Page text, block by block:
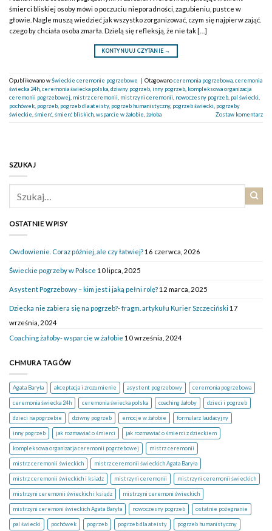
śmierci bliskiej osoby mówi o poczuciu nieporadności, zagubieniu, pustce w
głowie. Nagle muszą wiedzieć jak wszystko zorganizować, czym się najpierw zająć.
czego by chciała osoba zmarła. Dzielą się refleksją, że nie tak […]
KONTYNUUJ CZYTANIE →
Opublikowano wŚwieckie ceremonie pogrzebowe | Otagowanoceremonia pogrzebowa ceremonia
świecka 24h ceremonia świecka polska dziwny pogrzeb inny pogrzeb kompleksowa organizacja
ceremonii pogrzebowej mistrz ceremonii mistrzyni ceremonii nowoczesny pogrzeb pal świecki
pochówek pogrzeb pogrzeb dla ateisty, pogrzeb humanistyczny, pogrzeb świecki pogrzeby
świeckie śmierć śmierć bliskich wsparcie w żałobie żałoba Zostaw komentarz
SZUKAJ
OSTATNIE WPISY
Owdowienie. Coraz później, ale czy łatwiej?16 czerwca, 2026
Świeckie pogrzeby w Polsce 10 lipca, 2025
Asystent Pogrzebowy – kim jest i jaką pełni rolę?12 marca, 2025
Dziecka nie zabiera się na pogrzeb?- fragm. artykułu Kurier Szczeciński 17
września, 2024
Coaching żałoby- wsparcie w żałobie 10 września, 2024
CHMURA TAGÓW
Agata Baryła akceptacja i zrozumienie asystent pogrzebowy ceremonia pogrzebowa
ceremonia świecka 24h ceremonia świecka polska coaching żałoby dzieci i pogrzeb
dzieci na pogrzebie dziwny pogrzeb emocje w żałobie formularz laudacyjny
inny pogrzeb jak rozmawiać o śmierci jak rozmawiać o śmierci z dzieckiem
kompleksowa organizacja ceremonii pogrzebowej mistrz ceremonii
mistrz ceremonii świeckich mistrz ceremonii świeckich Agata Baryła
mistrz ceremonii świeckich i ksiadz mistrzyni ceremonii mistrzyni ceremonii świeckich
mistrzyni ceremonii świeckich i ksiądz mistrzyni ceremoni świeckich
mistrzyni ceremoni świeckich Agata Baryła nowoczesny pogrzeb ostatnie pożegnanie
pal świecki pochówek pogrzeb pogrzeb dla ateisty pogrzeb humanistyczny